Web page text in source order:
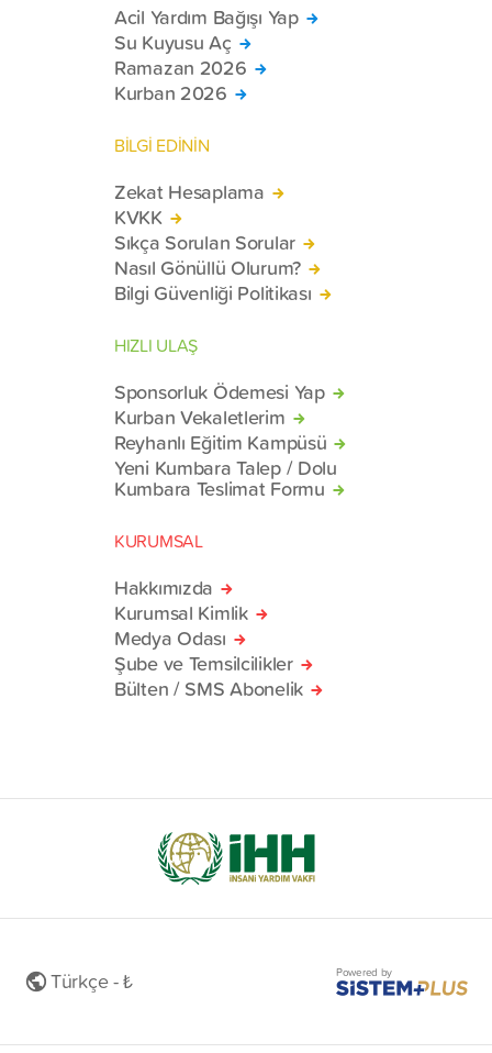
Acil Yardım Bağışı Yap
Su Kuyusu Aç
Ramazan 2026
Kurban 2026
BİLGİ EDİNİN
Zekat Hesaplama
KVKK
Sıkça Sorulan Sorular
Nasıl Gönüllü Olurum?
Bilgi Güvenliği Politikası
HIZLI ULAŞ
Sponsorluk Ödemesi Yap
Kurban Vekaletlerim
Reyhanlı Eğitim Kampüsü
Yeni Kumbara Talep / Dolu
Kumbara Teslimat Formu
KURUMSAL
Hakkımızda
Kurumsal Kimlik
Medya Odası
Şube ve Temsilcilikler
Bülten / SMS Abonelik
Türkçe - ₺ Powered by